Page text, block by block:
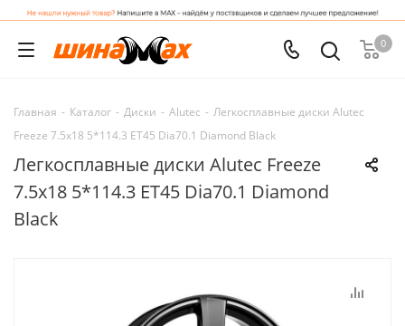
0
Главная - Каталог - Диски - Alutec - Легкосплавные диски Alutec
Freeze 7.5x18 5*114.3 ET45 Dia70.1 Diamond Black
Легкосплавные диски Alutec Freeze
7.5x18 5*114.3 ET45 Dia70.1 Diamond
Black